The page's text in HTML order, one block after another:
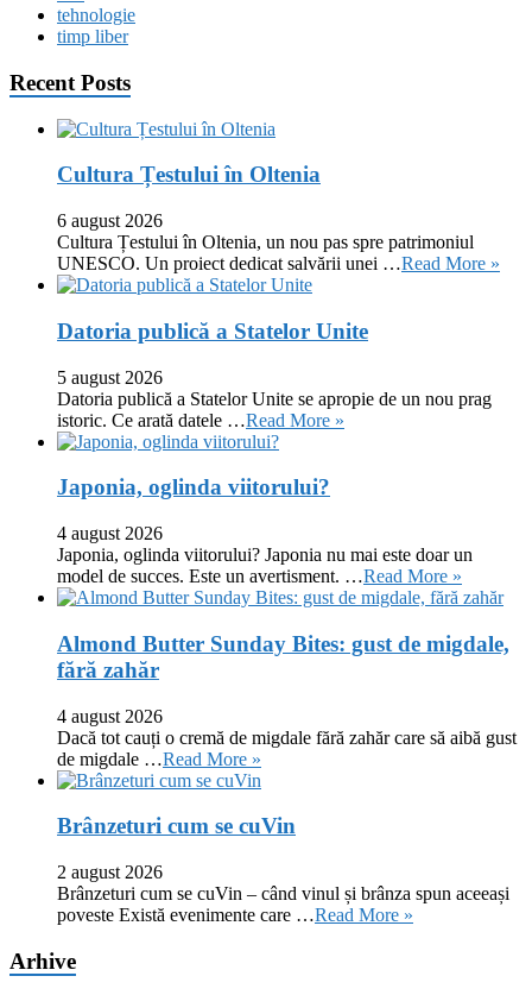
tehnologie
timp liber
Recent Posts
Cultura Țestului în Oltenia
6 august 2026
Cultura Țestului în Oltenia, un nou pas spre patrimoniul
UNESCO. Un proiect dedicat salvării unei …Read More »
Datoria publică a Statelor Unite
5 august 2026
Datoria publică a Statelor Unite se apropie de un nou prag
istoric. Ce arată datele …Read More »
Japonia, oglinda viitorului?
4 august 2026
Japonia, oglinda viitorului? Japonia nu mai este doar un
model de succes. Este un avertisment. …Read More »
Almond Butter Sunday Bites: gust de migdale,
fără zahăr
4 august 2026
Dacă tot cauți o cremă de migdale fără zahăr care să aibă gust
de migdale …Read More »
Brânzeturi cum se cuVin
2 august 2026
Brânzeturi cum se cuVin – când vinul și brânza spun aceeași
poveste Există evenimente care …Read More »
Arhive